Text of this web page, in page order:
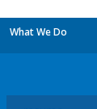
What We Do